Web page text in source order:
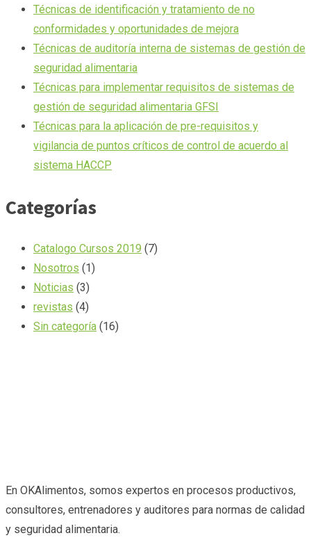
Técnicas de identificación y tratamiento de no
conformidades y oportunidades de mejora
Técnicas de auditoría interna de sistemas de gestión de
seguridad alimentaria
Técnicas para implementar requisitos de sistemas de
gestión de seguridad alimentaria GFSI
Técnicas para la aplicación de pre-requisitos y
vigilancia de puntos críticos de control de acuerdo al
sistema HACCP
Categorías
Catalogo Cursos 2019 (7)
Nosotros (1)
Noticias (3)
revistas (4)
Sin categoría (16)
En OKAlimentos, somos expertos en procesos productivos,
consultores, entrenadores y auditores para normas de calidad
y seguridad alimentaria.